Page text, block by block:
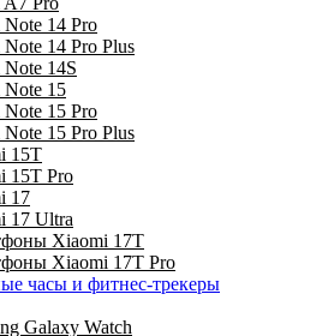
Note 14 Pro
14 Pro Plus
14S
Note 15
Note 15 Pro
15 Pro Plus
15T
15T Pro
17
17 Ultra
Xiaomi 17Т
Xiaomi 17Т Pro
часы и фитнес-трекеры
Galaxy Watch